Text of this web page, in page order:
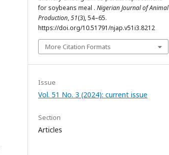
for soybeans meal . Nigerian Journal of Animal
Production,51(3), 54–65.
https://doi.org/10.51791/njap.v51i3.8212
More Citation Formats
Issue
Vol. 51 No. 3 (2024): current issue
Section
Articles